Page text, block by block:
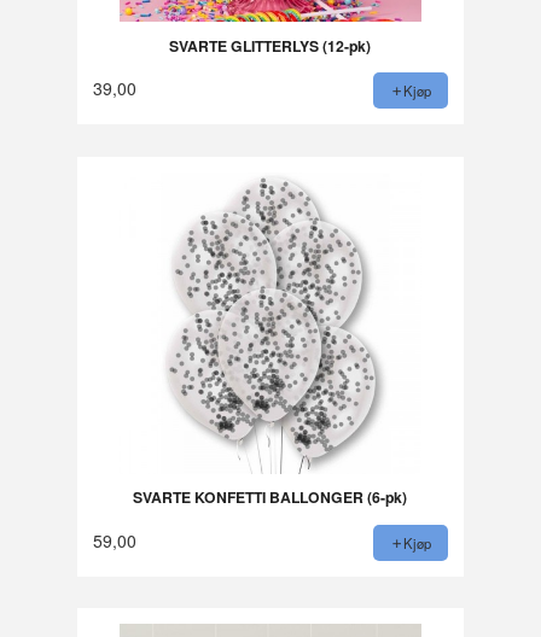
SVARTE GLITTERLYS (12-pk)
39,00 Kjøp
SVARTE KONFETTI BALLONGER (6-pk)
59,00 Kjøp